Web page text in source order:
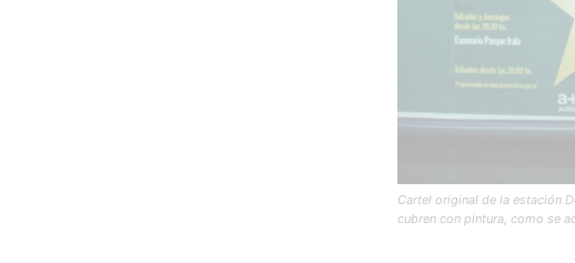
Cartel original de la estación
cubren con pintura, como se